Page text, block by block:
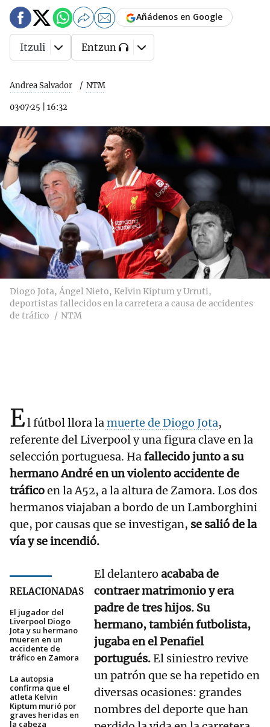
Andrea Salvador NTM
03·07·25 16:32
Añádenos en Google
Itzuli Entzun
Diogo Jota, Ángel Nieto, Kelvin Kiptum y Urruti,
deportistas fallecidos en la carretera a causa de accidentes
de tráfico
NTM
El fútbol llora lamuerte de Diogo Jota,
referente del Liverpool y una figura clave en la
selección portuguesa. Hafallecido junto a su
hermano André en un violento accidente de
tráficoen la A52, a la altura de Zamora. Los dos
hermanos viajaban a bordo de un Lamborghini
que, por causas que se investigan, se salió de la
vía y se incendió.
RELACIONADAS
El jugador del
Liverpool Diogo
Jota y su hermano
mueren en un
accidente de
tráfico en Zamora
La autopsia
confirma que el
atleta Kelvin
Kiptum murió por
graves heridas en
la cabeza
El delantero acababa de
contraer matrimonio y era
padre de tres hijos. Su
hermano, también futbolista,
jugaba en el Penafiel
portugués.El siniestro revive
un patrón que se ha repetido en
diversas ocasiones: grandes
nombres del deporte que han